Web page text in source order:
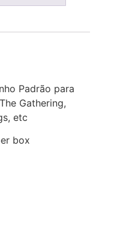
Padrão para
Gathering,
etc
box